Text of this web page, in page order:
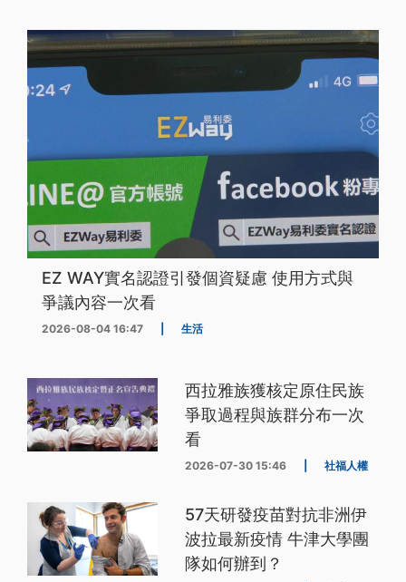
EZ WAY實名認證引發個資疑慮 使用方式與
爭議內容一次看
2026-08-04 16:47 生活
西拉雅族獲核定原住民族
爭取過程與族群分布一次
看
2026-07-30 15:46 社福人權
57天研發疫苗對抗非洲伊
波拉最新疫情 牛津大學團
隊如何辦到？